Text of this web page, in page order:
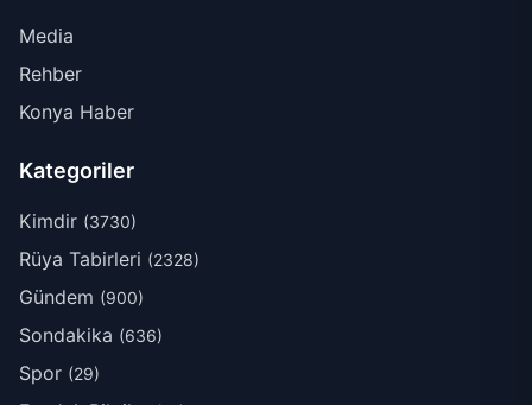
Media
Rehber
Konya Haber
Kategoriler
Kimdir (3730)
Rüya Tabirleri (2328)
Gündem (900)
Sondakika (636)
Spor (29)